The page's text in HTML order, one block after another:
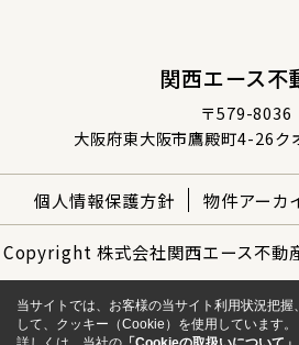
関西エース不
〒579-8036
大阪府東大阪市鷹殿町4-26ク
個人情報保護方針 物件アーカ
Copyright 株式会社関西エース不
当サイトでは、お客様の当サイト利用状況把握
して、クッキー（Cookie）を使用しています。